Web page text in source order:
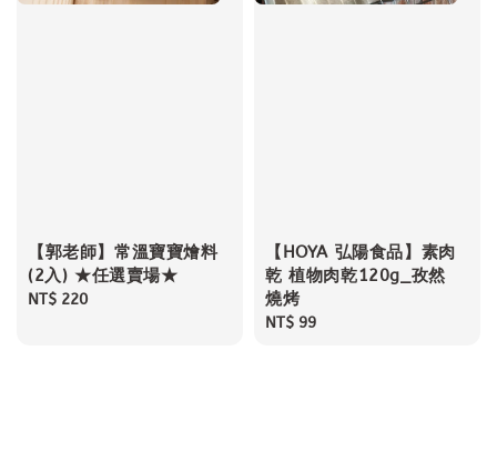
【郭老師】常溫寶寶燴料
(2入) ★任選賣場★
Regular
NT$ 220
【HOYA 弘陽食品】素肉
乾 植物肉乾120g_孜然
燒烤
Regular
NT$ 99